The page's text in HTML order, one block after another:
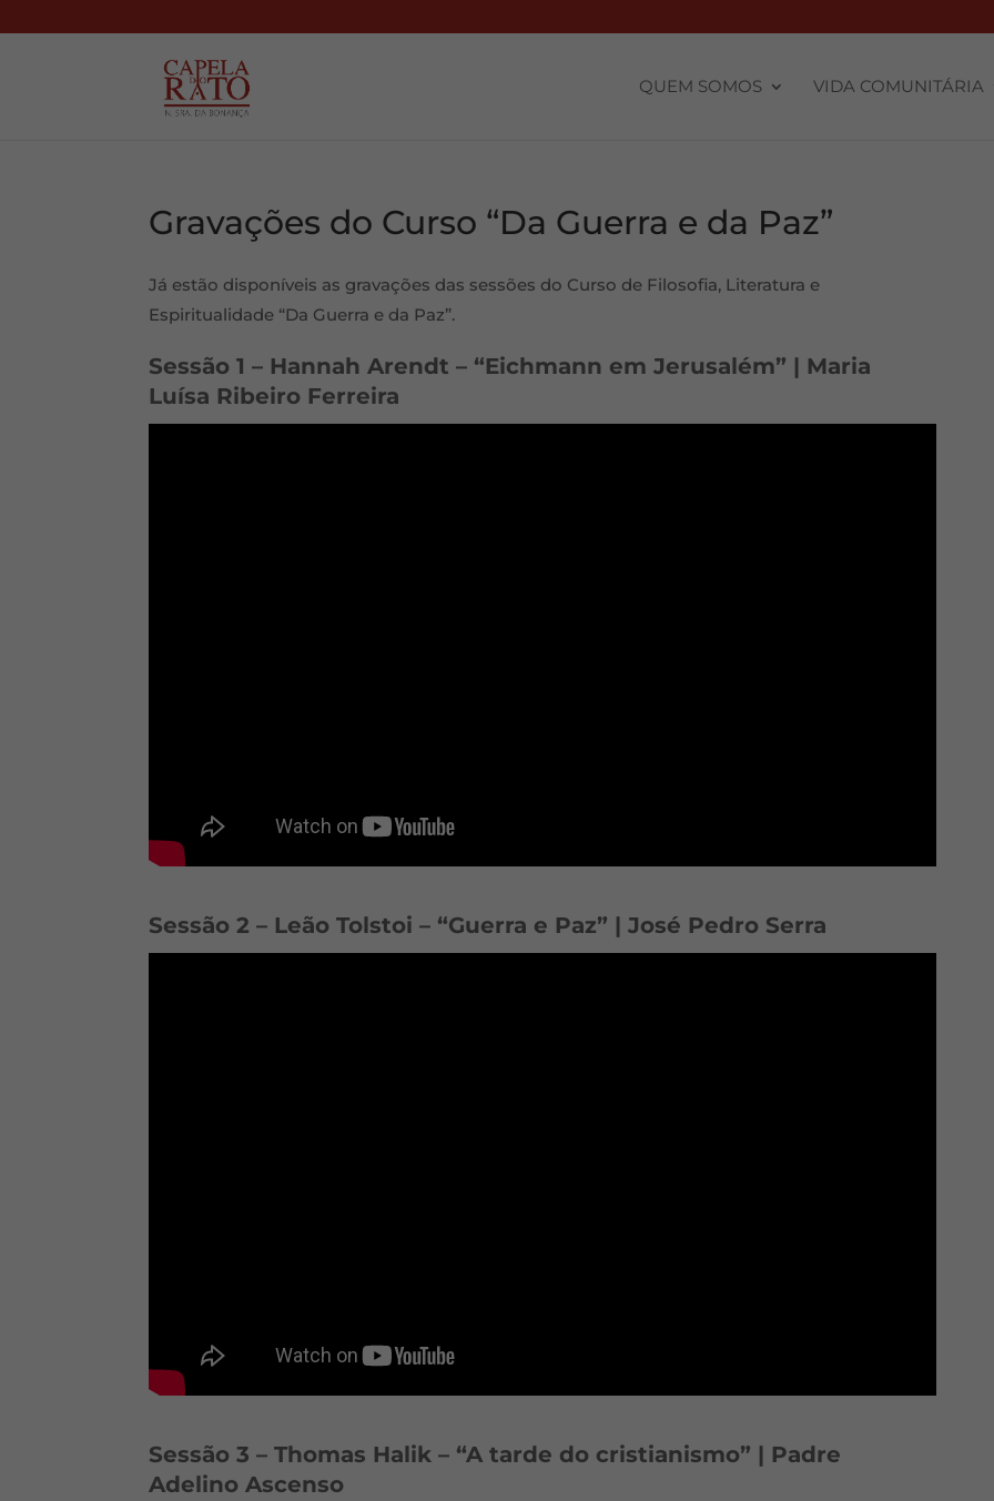
QUEM SOMOS VIDA COMUNITÁRIA
Gravações do Curso “Da Guerra e da Paz”
Já estão disponíveis as gravações das sessões do Curso de Filosofia, Literatura e
Espiritualidade “Da Guerra e da Paz”.
Sessão 1 – Hannah Arendt – “Eichmann em Jerusalém” | Maria
Luísa Ribeiro Ferreira
Sessão 2 – Leão Tolstoi – “Guerra e Paz” | José Pedro Serra
Sessão 3 – Thomas Halik – “A tarde do cristianismo” | Padre
Adelino Ascenso